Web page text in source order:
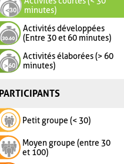
minutes)
Activités développées
(Entre 30 et 60 minutes)
Activités élaborées (> 60
minutes)
PARTICIPANTS
Petit groupe (< 30)
Moyen groupe (entre 30
et 100)